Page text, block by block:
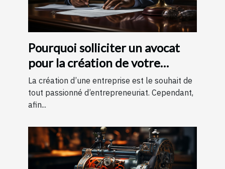
Pourquoi solliciter un avocat
pour la création de votre
entreprise ?
La création d’une entreprise est le souhait de
tout passionné d’entrepreneuriat. Cependant,
afin...